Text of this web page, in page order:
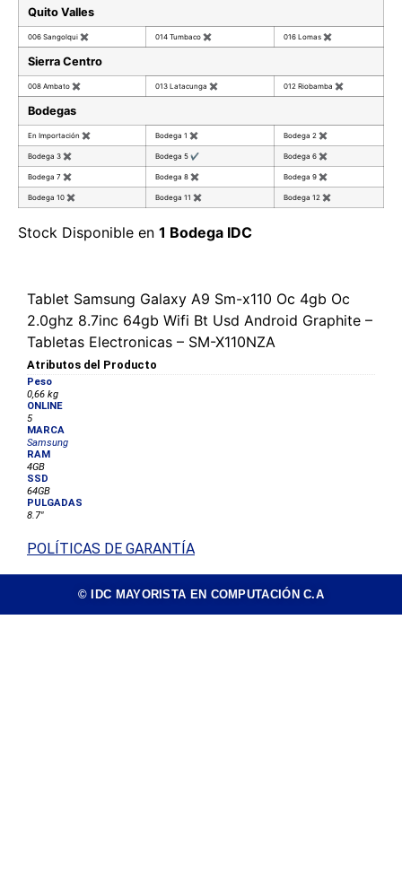
Quito Valles
006 Sangolqui ✖ 014 Tumbaco ✖ 016 Lomas ✖
Sierra Centro
008 Ambato ✖ 013 Latacunga ✖ 012 Riobamba ✖
Bodegas
En Importación ✖ Bodega 1 ✖ Bodega 2 ✖
Bodega 3 ✖ Bodega 5 ✔ Bodega 6 ✖
Bodega 7 ✖ Bodega 8 ✖ Bodega 9 ✖
Bodega 10 ✖ Bodega 11 ✖ Bodega 12 ✖
Stock Disponible en 1 Bodega IDC
Tablet Samsung Galaxy A9 Sm-x110 Oc 4gb Oc
2.0ghz 8.7inc 64gb Wifi Bt Usd Android Graphite –
Tabletas Electronicas – SM-X110NZA
Atributos del Producto
Peso
0,66 kg
ONLINE
5
MARCA
Samsung
RAM
4GB
SSD
64GB
PULGADAS
8.7"
POLÍTICAS DE GARANTÍA
© IDC MAYORISTA EN COMPUTACIÓN C.A